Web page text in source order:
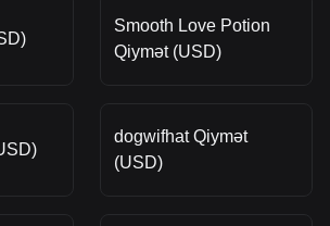
Smooth Love Potion
Qiymət (USD)
dogwifhat Qiymət
(USD)